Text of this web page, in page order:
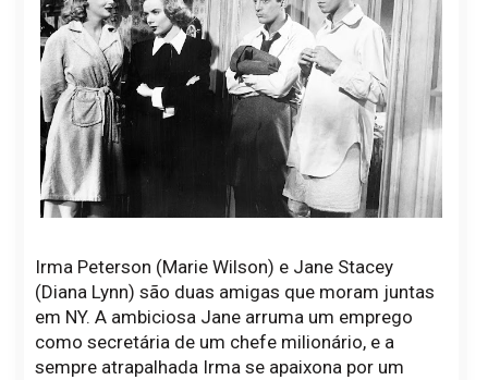
Irma Peterson (Marie Wilson) e Jane Stacey
(Diana Lynn) são duas amigas que moram juntas
em NY. A ambiciosa Jane arruma um emprego
como secretária de um chefe milionário, e a
sempre atrapalhada Irma se apaixona por um